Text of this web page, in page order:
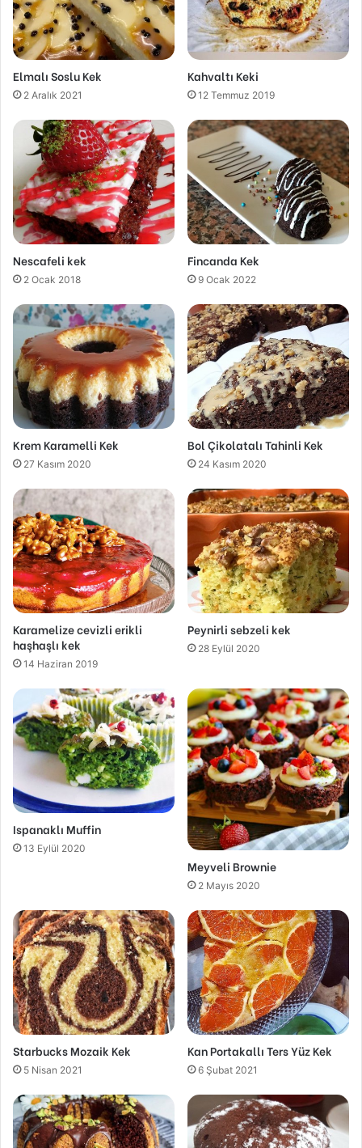
Elmalı Soslu Kek
2 Aralık 2021
Kahvaltı Keki
12 Temmuz 2019
Nescafeli kek
2 Ocak 2018
Fincanda Kek
9 Ocak 2022
Krem Karamelli Kek
27 Kasım 2020
Bol Çikolatalı Tahinli Kek
24 Kasım 2020
Karamelize cevizli erikli
haşhaşlı kek
14 Haziran 2019
Peynirli sebzeli kek
28 Eylül 2020
Ispanaklı Muffin
13 Eylül 2020
Meyveli Brownie
2 Mayıs 2020
Starbucks Mozaik Kek
5 Nisan 2021
Kan Portakallı Ters Yüz Kek
6 Şubat 2021